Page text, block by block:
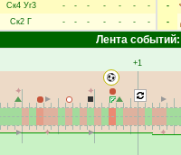
Ск4 Уг3 - - - - - -
-
Ск2 Г - - - - - - -
-
-
Лента событий:
+1